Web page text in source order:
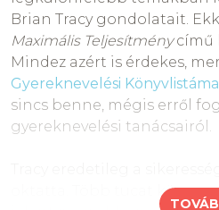
internetezik
- az osztrák 3-6 éves
- a norvég 6 év alatti
- az angol 5-7 évesek 87%
- a német 6-7 évesek 21%-a
internet használó
Brian Tracy gondolatait.
Maximális Teljesítménycímű
Mindez azért is érdekes,
Gyereknevelési
sincs benne, mégis erről
gyereknevelési tanácsairól.
oktatta. Több tucat könyve-